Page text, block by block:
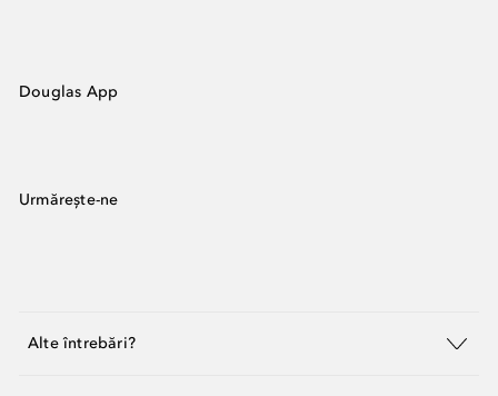
Douglas App
Urmărește-ne
Alte întrebări?